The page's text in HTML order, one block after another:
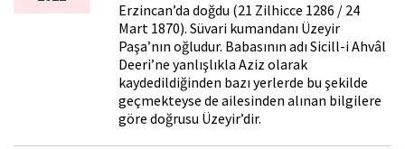
Erzincan’da doğdu (21 Zilhicce 1286 / 24
Mart 1870). Süvari kumandanı Üzeyir
Paşa’nın oğludur. Babasının adı Sicill-i Ahvâl
Defteri’ne yanlışlıkla Aziz olarak
kaydedildiğinden bazı yerlerde bu şekilde
geçmekteyse de ailesinden alınan bilgilere
göre doğrusu Üzeyir’dir.